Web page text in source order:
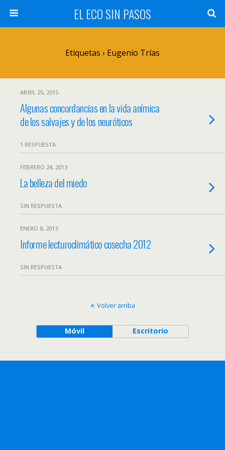
EL ECO SIN PASOS
Etiquetas › Eugenio Trías
ABRIL 25, 2015
Algunas concordancias en la vida anímica
de los salvajes y de los neuróticos
1 RESPUESTA
FEBRERO 24, 2013
La belleza del miedo
SIN RESPUESTA
ENERO 8, 2013
Informe lecturoclimático cosecha 2012
SIN RESPUESTA
Volver arriba
Móvil Escritorio